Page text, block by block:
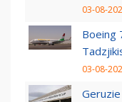
03-08-
Boeing
03-08-